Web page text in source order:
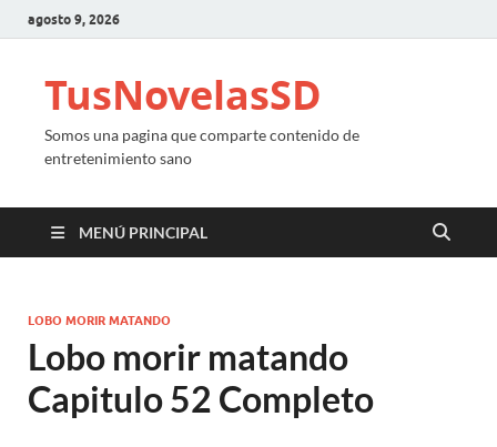
agosto 9, 2026
TusNovelasSD
Somos una pagina que comparte contenido de
entretenimiento sano
MENÚ PRINCIPAL
LOBO MORIR MATANDO
Lobo morir matando
Capitulo 52 Completo